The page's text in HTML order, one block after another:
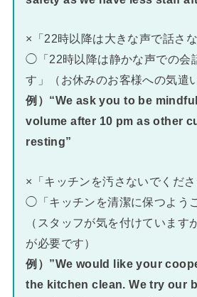
×「22時以降は大きな声で話さな
◯「22時以降は静かな声での会
す」（お休みのお客様への気遣
例）“We ask you to be
volume after 10 pm as other
resting”
×「キッチンを汚さないでくださ
◯「キッチンを清潔に保つよう
（スタッフが気を付けています
が必要です）
例）”We would like your
the kitchen clean. We try our